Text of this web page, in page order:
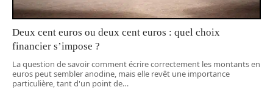
Deux cent euros ou deux cent euros : quel choix
financier s’impose ?
La question de savoir comment écrire correctement les montants en
euros peut sembler anodine, mais elle revêt une importance
particulière, tant d'un point de…